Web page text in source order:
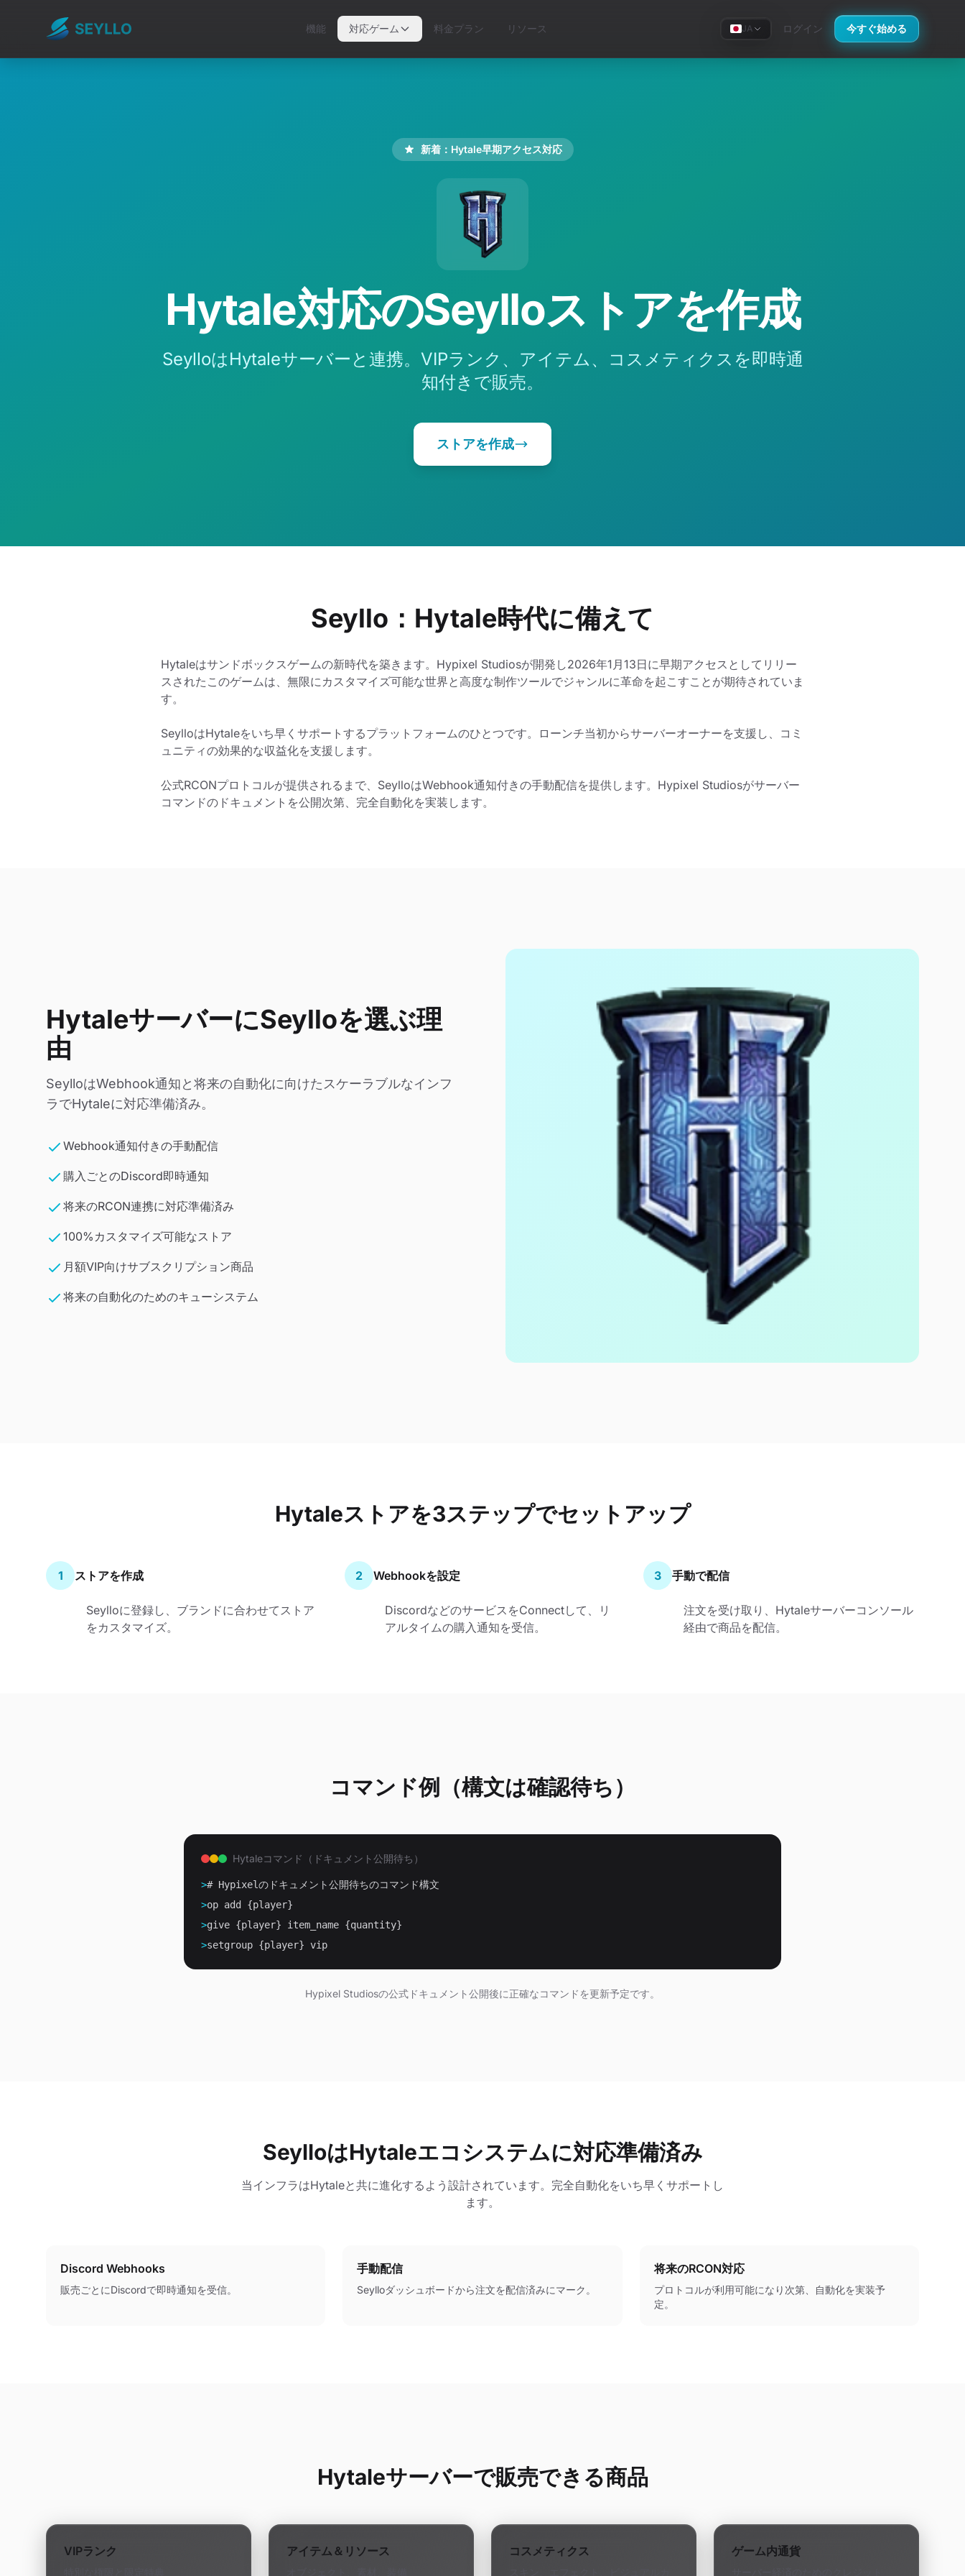
機能 対応ゲーム 料金プラン リソース JA ログイン 今すぐ始める
新着：Hytale早期アクセス対応
Hytale対応のSeylloストアを作成
SeylloはHytaleサーバーと連携。VIPランク、アイテム、コスメティクスを即時通
知付きで販売。
ストアを作成
Seyllo：Hytale時代に備えて
Hytaleはサンドボックスゲームの新時代を築きます。Hypixel Studiosが開発し2026年1月13日に早期アクセスとしてリリー
スされたこのゲームは、無限にカスタマイズ可能な世界と高度な制作ツールでジャンルに革命を起こすことが期待されていま
す。
SeylloはHytaleをいち早くサポートするプラットフォームのひとつです。ローンチ当初からサーバーオーナーを支援し、コミ
ュニティの効果的な収益化を支援します。
公式RCONプロトコルが提供されるまで、SeylloはWebhook通知付きの手動配信を提供します。Hypixel Studiosがサーバー
コマンドのドキュメントを公開次第、完全自動化を実装します。
HytaleサーバーにSeylloを選ぶ理
由
SeylloはWebhook通知と将来の自動化に向けたスケーラブルなインフ
ラでHytaleに対応準備済み。
Webhook通知付きの手動配信
購入ごとのDiscord即時通知
将来のRCON連携に対応準備済み
100%カスタマイズ可能なストア
月額VIP向けサブスクリプション商品
将来の自動化のためのキューシステム
Hytaleストアを3ステップでセットアップ
1 ストアを作成
Seylloに登録し、ブランドに合わせてストア
をカスタマイズ。
2 Webhookを設定
DiscordなどのサービスをConnectして、リ
アルタイムの購入通知を受信。
3 手動で配信
注文を受け取り、Hytaleサーバーコンソール
経由で商品を配信。
コマンド例（構文は確認待ち）
Hytaleコマンド（ドキュメント公開待ち）
># Hypixelのドキュメント公開待ちのコマンド構文
>op add {player}
>give {player} item_name {quantity}
>setgroup {player} vip
Hypixel Studiosの公式ドキュメント公開後に正確なコマンドを更新予定です。
SeylloはHytaleエコシステムに対応準備済み
当インフラはHytaleと共に進化するよう設計されています。完全自動化をいち早くサポートし
ます。
Discord Webhooks
販売ごとにDiscordで即時通知を受信。
手動配信
Seylloダッシュボードから注文を配信済みにマーク。
将来のRCON対応
プロトコルが利用可能になり次第、自動化を実装予
定。
Hytaleサーバーで販売できる商品
VIPランク アイテム＆リソース コスメティクス ゲーム内通貨